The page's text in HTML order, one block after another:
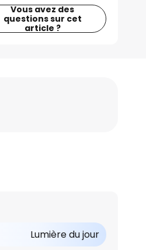
Vous avez des
questions sur cet
article ?
Lumière du jour